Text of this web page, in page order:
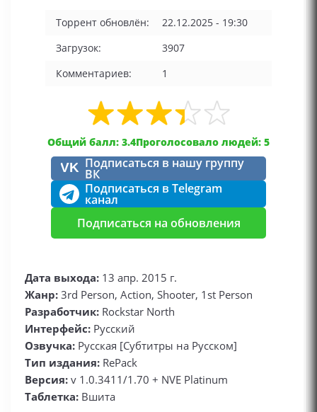
Торрент обновлён:
22.12.2025 - 19:30
Загрузок:
3907
Комментариев:
1
Общий балл: 3.4Проголосовало людей: 5
VK Подписаться в нашу группу
ВК
Подписаться в Telegram
канал
Подписаться на обновления
Дата выхода: 13 апр. 2015 г.
Жанр: 3rd Person, Action, Shooter, 1st Person
Разработчик: Rockstar North
Интерфейс: Русский
Озвучка: Русская [Субтитры на Русском]
Тип издания: RePack
Версия: v 1.0.3411/1.70 + NVE Platinum
Таблетка: Вшита